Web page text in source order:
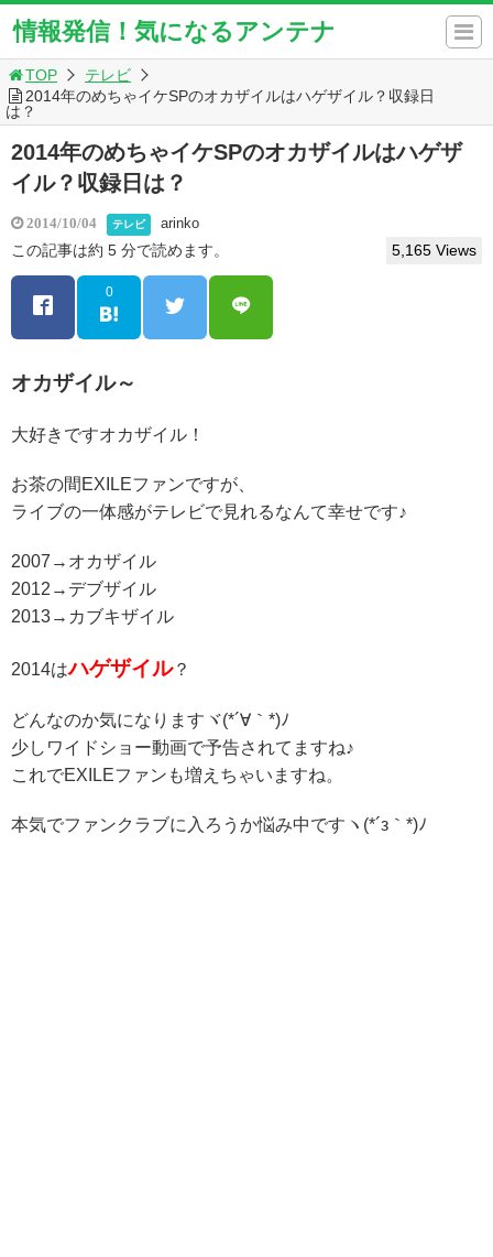
情報発信！気になるアンテナ
TOP
テレビ
2014年のめちゃイケSPのオカザイルはハゲザイル？収録日
は？
2014年のめちゃイケSPのオカザイルはハゲザ
イル？収録日は？
2014/10/04 テレビ arinko
この記事は約 5 分で読めます。 5,165 Views
0
オカザイル～
大好きですオカザイル！
お茶の間EXILEファンですが、
ライブの一体感がテレビで見れるなんて幸せです♪
2007→オカザイル
2012→デブザイル
2013→カブキザイル
2014はハゲザイル？
どんなのか気になりますヾ(*´∀｀*)ﾉ
少しワイドショー動画で予告されてますね♪
これでEXILEファンも増えちゃいますね。
本気でファンクラブに入ろうか悩み中ですヽ(*´з｀*)ﾉ